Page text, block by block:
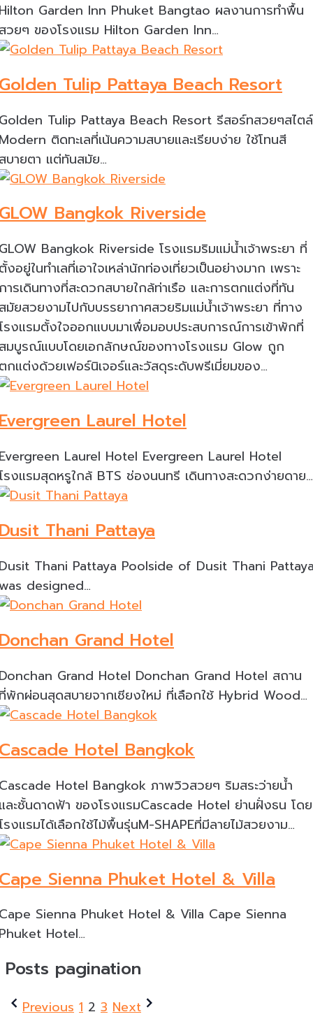
Garden Inn Phuket Bangtao ผลงานการทำพื้น
วยๆ ของโรงแรม Hilton Garden Inn…
Tulip Pattaya Beach Resort
Tulip Pattaya Beach Resort รีสอร์ทสวยๆสไตล์
ติดทะเลที่เน้นความสบายและเรียบง่าย ใช้โทนสี
บายตา แต่ทันสมัย…
Bangkok Riverside
Bangkok Riverside โรงแรมริมแม่น้ำเจ้าพระยา ที่
งอยู่ในทำเลที่เอาใจเหล่านักท่องเที่ยวเป็นอย่างมาก เพราะ
ารเดินทางที่สะดวกสบายใกล้ท่าเรือ และการตกแต่งที่ทัน
มัยสวยงามไปกับบรรยากาศสวยริมแม่น้ำเจ้าพระยา ที่ทาง
รงแรมตั้งใจออกแบบมาเพื่อมอบประสบการณ์การเข้าพักที่
มบูรณ์แบบโดยเอกลักษณ์ของทางโรงแรม Glow ถูก
กแต่งด้วยเฟอร์นิเจอร์และวัสดุระดับพรีเมี่ยมของ…
Laurel Hotel
Laurel Hotel Evergreen Laurel Hotel
รงแรมสุดหรูใกล้ BTS ช่องนนทรี เดินทางสะดวกง่ายดาย…
Thani Pattaya
Thani Pattaya Poolside of Dusit Thani
designed…
Grand Hotel
Grand Hotel Donchan Grand Hotel สถาน
พักผ่อนสุดสบายจากเชียงใหม่ ที่เลือกใช้ Hybrid Wood…
Hotel Bangkok
Hotel Bangkok ภาพวิวสวยๆ ริมสระว่ายน้ำ
ละชั้นดาดฟ้า ของโรงแรมCascade Hotel ย่านฝั่งธน โดย
รงแรมได้เลือกใช้ไม้พื้นรุ่นM-SHAPEที่มีลายไม้สวยงาม…
Sienna Phuket Hotel & Villa
Sienna Phuket Hotel & Villa Cape Sienna
Hotel…
Posts pagination
Previous 1 2 3 Next